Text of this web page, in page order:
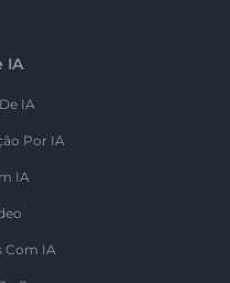
IA
IA
Por IA
IA
Com IA